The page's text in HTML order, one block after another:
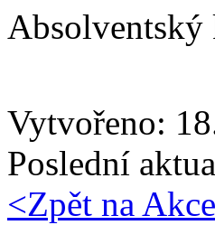
Absolventský
Vytvořeno:
Poslední
<Zpět na